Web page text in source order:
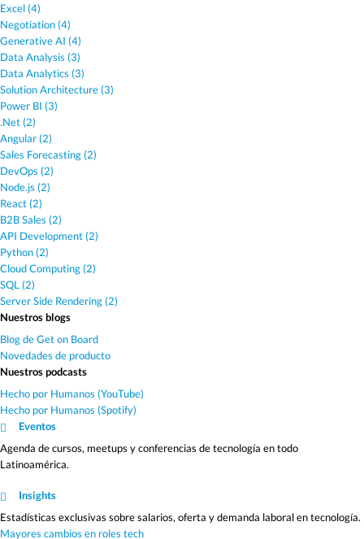
Excel (4)
Negotiation (4)
Generative AI (4)
Data Analysis (3)
Data Analytics (3)
Solution Architecture (3)
Power BI (3)
.Net (2)
Angular (2)
Sales Forecasting (2)
DevOps (2)
Node.js (2)
React (2)
B2B Sales (2)
API Development (2)
Python (2)
Cloud Computing (2)
SQL (2)
Server Side Rendering (2)
Nuestros blogs
Blog de Get on Board
Novedades de producto
Nuestros podcasts
Hecho por Humanos (YouTube)
Hecho por Humanos (Spotify)
Eventos
Agenda de cursos, meetups y conferencias de tecnología en todo
Latinoamérica.
Insights
Estadísticas exclusivas sobre salarios, oferta y demanda laboral en tecnología.
Mayores cambios en roles tech